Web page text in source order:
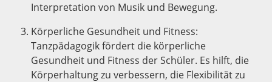
Interpretation von Musik und Bewegung.
Körperliche Gesundheit und Fitness:
Tanzpädagogik fördert die körperliche
Gesundheit und Fitness der Schüler. Es hilft, die
Körperhaltung zu verbessern, die Flexibilität zu